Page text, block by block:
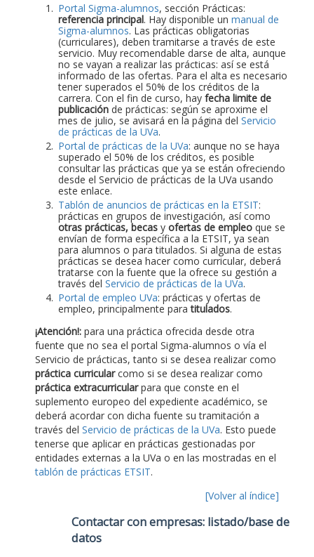
Portal Sigma-alumnos, sección Prácticas:
referencia principal. Hay disponible un manual de
Sigma-alumnos. Las prácticas obligatorias
(curriculares), deben tramitarse a través de este
servicio. Muy recomendable darse de alta, aunque
no se vayan a realizar las prácticas: así se está
informado de las ofertas. Para el alta es necesario
tener superados el 50% de los créditos de la
carrera. Con el fin de curso, hay fecha limite de
publicación de prácticas: según se aproxime el
mes de julio, se avisará en la página del Servicio
de prácticas de la UVa.
Portal de prácticas de la UVa: aunque no se haya
superado el 50% de los créditos, es posible
consultar las prácticas que ya se están ofreciendo
desde el Servicio de prácticas de la UVa usando
este enlace.
Tablón de anuncios de prácticas en la ETSIT:
prácticas en grupos de investigación, así como
otras prácticas, becas y ofertas de empleo que se
envían de forma específica a la ETSIT, ya sean
para alumnos o para titulados. Si alguna de estas
prácticas se desea hacer como curricular, deberá
tratarse con la fuente que la ofrece su gestión a
través del Servicio de prácticas de la UVa.
Portal de empleo UVa: prácticas y ofertas de
empleo, principalmente paratitulados.
¡Atención!: para una práctica ofrecida desde otra
fuente que no sea el portal Sigma-alumnos o vía el
Servicio de prácticas, tanto si se desea realizar como
práctica curricularcomo si se desea realizar como
práctica extracurricularpara que conste en el
suplemento europeo del expediente académico, se
deberá acordar con dicha fuente su tramitación a
través del Servicio de prácticas de la UVa. Esto puede
tenerse que aplicar en prácticas gestionadas por
entidades externas a la UVa o en las mostradas en el
tablón de prácticas ETSIT.
[Volver al índice]
Contactar con empresas: listado/base de
datos